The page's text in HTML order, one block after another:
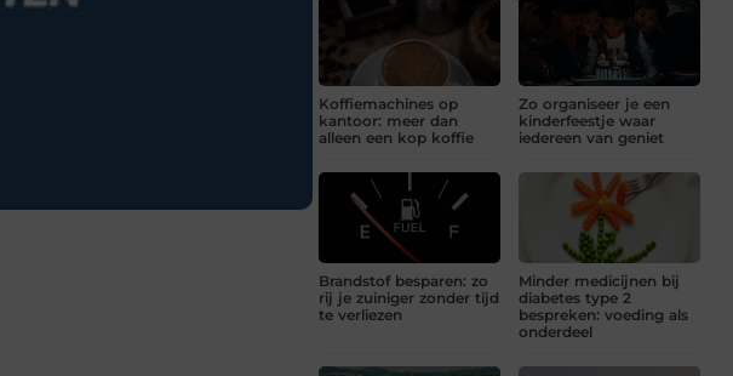
Koffiemachines op
kantoor: meer dan
alleen een kop koffie
Zo organiseer je een
kinderfeestje waar
iedereen van geniet
Brandstof besparen: zo
rij je zuiniger zonder tijd
te verliezen
Minder medicijnen bij
diabetes type 2
bespreken: voeding als
onderdeel